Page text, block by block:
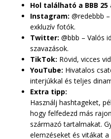
Hol található a BBB
Instagram: @redebbb
exkluzív fotók.
Twitter: @bbb – Valós
szavazások.
TikTok: Rövid, vicces
YouTube: Hivatalos
interjúkkal és teljes
Extra tipp:
Használj hashtageket,
hogy felfedezd más
származó tartalmakat.
elemzéseket és vitákat